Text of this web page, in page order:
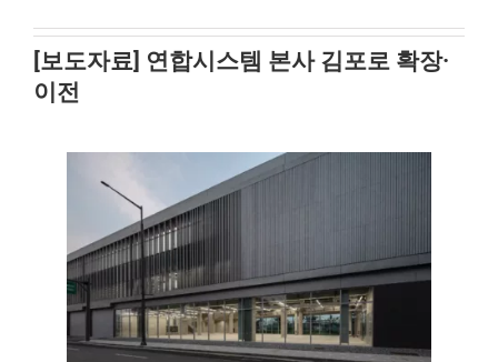
채용
문의
[보도자료] 연합시스템 본사 김포로 확장·
이전